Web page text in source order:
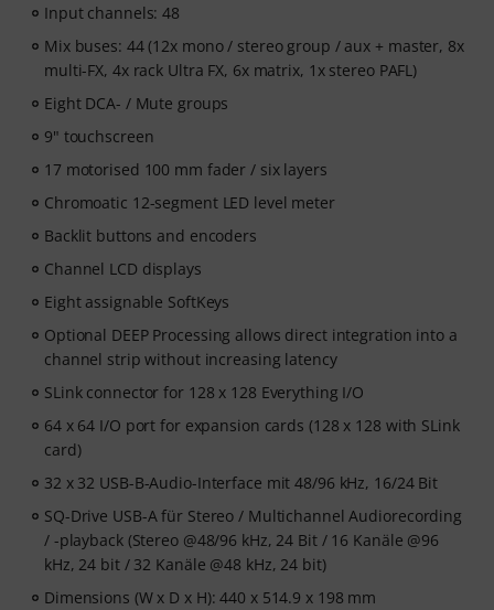
Input channels: 48
Mix buses: 44 (12x mono / stereo group / aux + master, 8x
multi-FX, 4x rack Ultra FX, 6x matrix, 1x stereo PAFL)
Eight DCA- / Mute groups
9" touchscreen
17 motorised 100 mm fader / six layers
Chromoatic 12-segment LED level meter
Backlit buttons and encoders
Channel LCD displays
Eight assignable SoftKeys
Optional DEEP Processing allows direct integration into a
channel strip without increasing latency
SLink connector for 128 x 128 Everything I/O
64 x 64 I/O port for expansion cards (128 x 128 with SLink
card)
32 x 32 USB-B-Audio-Interface mit 48/96 kHz, 16/24 Bit
SQ-Drive USB-A für Stereo / Multichannel Audiorecording
/ -playback (Stereo @48/96 kHz, 24 Bit / 16 Kanäle @96
kHz, 24 bit / 32 Kanäle @48 kHz, 24 bit)
Dimensions (W x D x H): 440 x 514.9 x 198 mm